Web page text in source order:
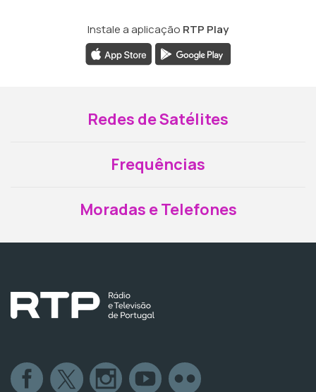
Instale a aplicação RTP Play
Redes de Satélites
Frequências
Moradas e Telefones